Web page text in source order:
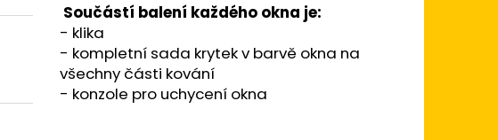
Součástí balení každého okna je:
- klika
- kompletní sada krytek v barvě okna na
všechny části kování
- konzole pro uchycení okna
PLASTOVÉ OKNO 100X100
(1000X1000MM) BÍLÁ/BÍLÁ TROJSKLO
KÖMMERLING 76 AD